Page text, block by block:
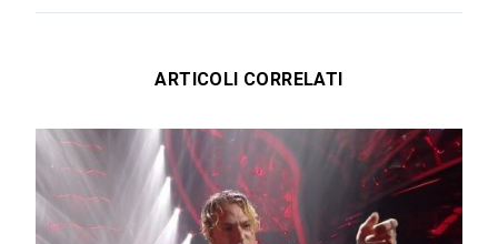
ARTICOLI CORRELATI